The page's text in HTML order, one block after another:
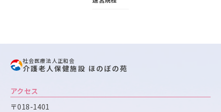
社会医療法人正和会
介護老人保健施設 ほのぼの苑
アクセス
〒018-1401